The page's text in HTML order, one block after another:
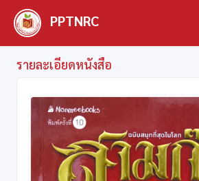
PPTNRC
รายละเอียดหนังสือ